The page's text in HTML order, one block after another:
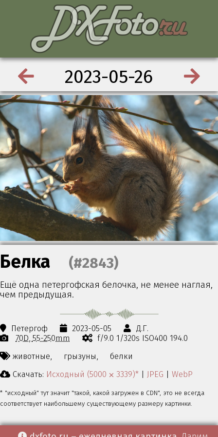
2023-05-26
Белка (#2843)
Ещё одна петергофская белочка, не менее наглая,
чем предыдущая.
Петергоф 2023-05-05
Д.Г.
70D 55-250mm
f/9.0 1/320s ISO400 194.0
животные,
грызуны,
белки
Скачать: Исходный (5000 ⨉ 3339)* | JPEG | WebP
* "исходный" тут значит "такой, какой загружен в CDN", это не всегда
соответствует наибольшему существующему размеру картинки.